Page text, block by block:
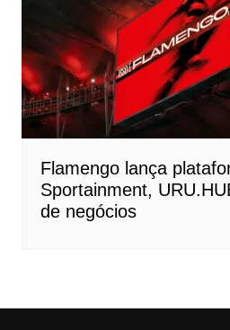
Flamengo lança
Sportainment,
de negócios